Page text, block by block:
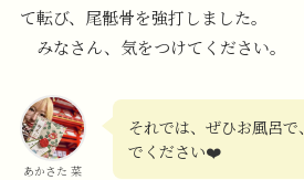
て転び、尾骶骨を強打しました。
みなさん、気をつけてください。
あかさた 菜
それでは、ぜひお風呂
でください❤️